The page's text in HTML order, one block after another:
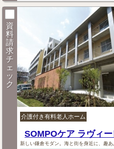
資
料
請
求
チ
ェ
ッ
ク
介護付き有料老人ホーム
SOMPOケア ラヴィ
新しい鎌倉モダン。海と街を身近に、趣あ